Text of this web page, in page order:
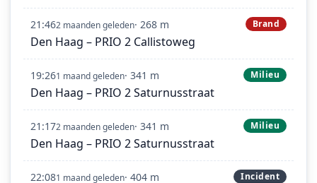
21:462 maanden geleden· 268 m Brand
Den Haag – PRIO 2 Callistoweg
19:261 maand geleden· 341 m Milieu
Den Haag – PRIO 2 Saturnusstraat
21:172 maanden geleden· 341 m Milieu
Den Haag – PRIO 2 Saturnusstraat
22:081 maand geleden· 404 m Incident